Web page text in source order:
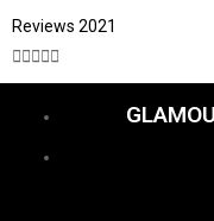
Reviews 2021
